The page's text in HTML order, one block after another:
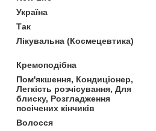
Україна
Так
Лікувальна (Космецевтика)
Кремоподібна
Пом'якшення, Кондиціонер,
Легкість розчісування, Для
блиску, Розгладження
посічених кінчиків
Волосся